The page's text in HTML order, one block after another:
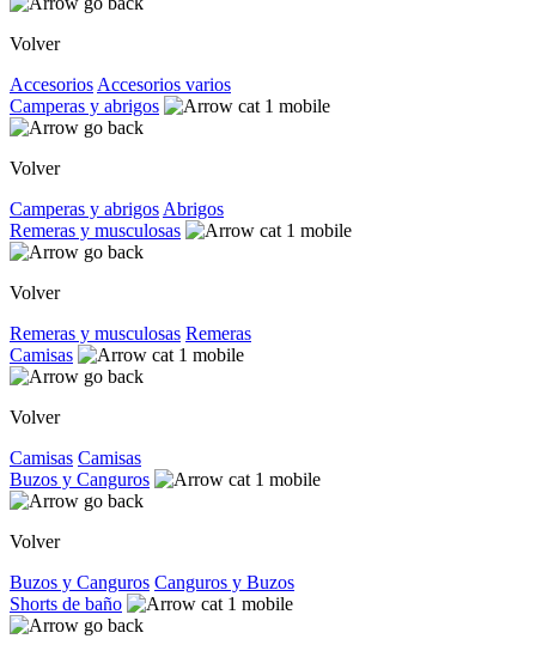
Volver
Accesorios Accesorios varios
Camperas y abrigos
Volver
Camperas y abrigos Abrigos
Remeras y musculosas
Volver
Remeras y musculosas Remeras
Camisas
Volver
Camisas Camisas
Buzos y Canguros
Volver
Buzos y Canguros Canguros y Buzos
Shorts de baño